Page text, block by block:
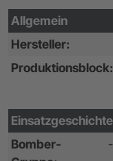
Allgemein
Hersteller:
Produktionsblock:
Einsatzgeschichte
Bomber-
-